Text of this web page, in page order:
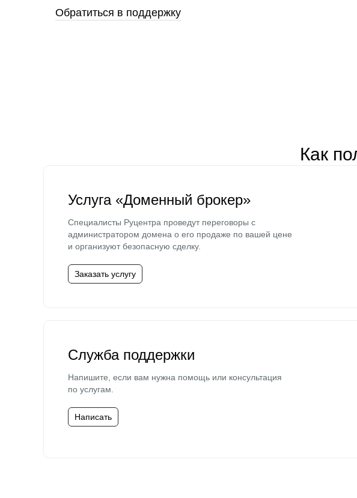
Обратиться в поддержку
Как
Услуга «Доменный брокер»
Специалисты Руцентра проведут переговоры с
администратором домена о его продаже по вашей цене
и организуют безопасную сделку.
Заказать услугу
Служба поддержки
Напишите, если вам нужна помощь или консультация
по услугам.
Написать